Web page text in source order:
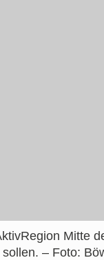
Mitte
– Foto: